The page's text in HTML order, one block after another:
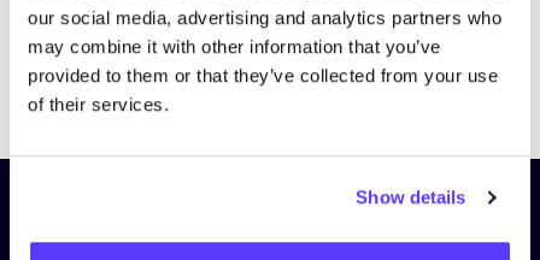
our social media, advertising and analytics partners who
may combine it with other information that you’ve
provided to them or that they’ve collected from your use
of their services.
Show details
PreviousNext
Schrijf je in op onze nieuwsbrief